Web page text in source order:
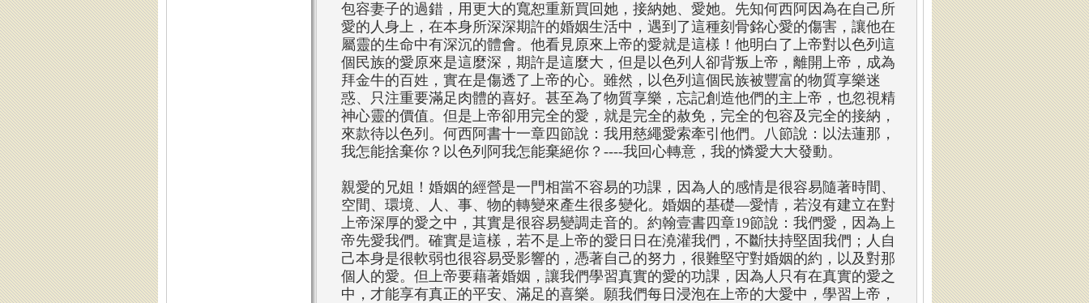
包容妻子的過錯，用更大的寬恕重新買回她，接納她、愛她。先知何西阿因為在自己所
愛的人身上，在本身所深深期許的婚姻生活中，遇到了這種刻骨銘心愛的傷害，讓他在
屬靈的生命中有深沉的體會。他看見原來上帝的愛就是這樣！他明白了上帝對以色列這
個民族的愛原來是這麼深，期許是這麼大，但是以色列人卻背叛上帝，離開上帝，成為
拜金牛的百姓，實在是傷透了上帝的心。雖然，以色列這個民族被豐富的物質享樂迷
惑、只注重要滿足肉體的喜好。甚至為了物質享樂，忘記創造他們的主上帝，也忽視精
神心靈的價值。但是上帝卻用完全的愛，就是完全的赦免，完全的包容及完全的接納，
來款待以色列。何西阿書十一章四節說：我用慈繩愛索牽引他們。八節說：以法蓮那，
我怎能捨棄你？以色列阿我怎能棄絕你？----我回心轉意，我的憐愛大大發動。
親愛的兄姐！婚姻的經營是一門相當不容易的功課，因為人的感情是很容易隨著時間、
空間、環境、人、事、物的轉變來產生很多變化。婚姻的基礎—愛情，若沒有建立在對
上帝深厚的愛之中，其實是很容易變調走音的。約翰壹書四章19節說：我們愛，因為上
帝先愛我們。確實是這樣，若不是上帝的愛日日在澆灌我們，不斷扶持堅固我們；人自
己本身是很軟弱也很容易受影響的，憑著自己的努力，很難堅守對婚姻的約，以及對那
個人的愛。但上帝要藉著婚姻，讓我們學習真實的愛的功課，因為人只有在真實的愛之
中，才能享有真正的平安、滿足的喜樂。願我們每日浸泡在上帝的大愛中，學習上帝，